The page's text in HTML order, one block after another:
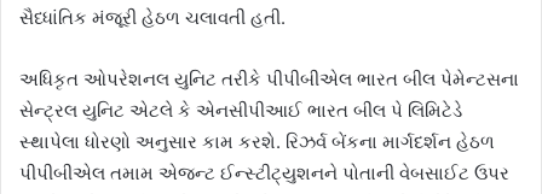
સૈધ્ધાંતિક મંજૂરી હેઠળ ચલાવતી હતી.
અધિકૃત ઓપરેશનલ યુનિટ તરીકે પીપીબીએલ ભારત બીલ પેમેન્ટસના
સેન્ટ્રલ યુનિટ એટલે કે એનસીપીઆઈ ભારત બીલ પે લિમિટેડે
સ્થાપેલા ધોરણો અનુસાર કામ કરશે. રિઝર્વ બેંકના માર્ગદર્શન હેઠળ
પીપીબીએલ તમામ એજન્ટ ઈન્સ્ટીટ્યુશનને પોતાની વેબસાઈટ ઉપર